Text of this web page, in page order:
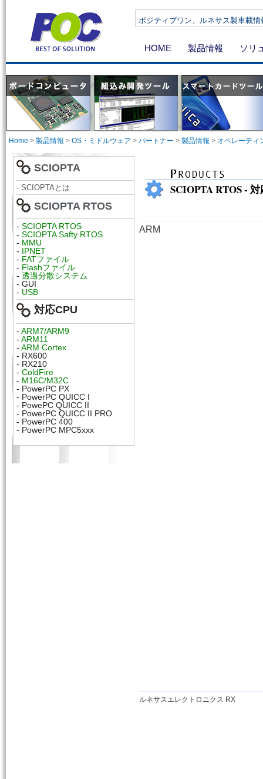
ポジティブワン、ルネサス製車載
HOME 製品情報 ソリ
Home > 製品情報 > OS・ミドルウェア > パートナー > 製品情報 > オペレーティ
SCIOPTA
- SCIOPTAとは
SCIOPTA RTOS
- SCIOPTA RTOS
- SCIOPTA Safty RTOS
- MMU
- IPNET
- FATファイル
- Flashファイル
- 透過分散システム
- GUI
- USB
対応CPU
- ARM7/ARM9
- ARM11
- ARM Cortex
- RX600
- RX210
- ColdFire
- M16C/M32C
- PowerPC PX
- PowerPC QUICC I
- PowePC QUICC II
- PowerPC QUICC II PRO
- PowerPC 400
- PowerPC MPC5xxx
SCIOPTA RTOS -
ARM
ルネサスエレクトロニクス RX